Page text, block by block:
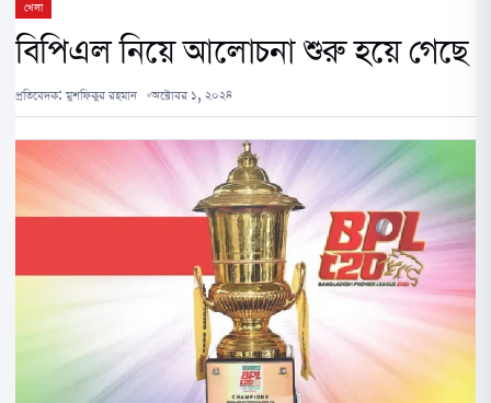
খেলা
বিপিএল নিয়ে আলোচনা শুরু হয়ে গেছে।
প্রতিবেদক:মুশফিকুর রহমান অক্টোবর ১, ২০২৪